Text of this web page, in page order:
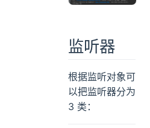
监听器
根据监听对象可
以把监听器分为
3 类：